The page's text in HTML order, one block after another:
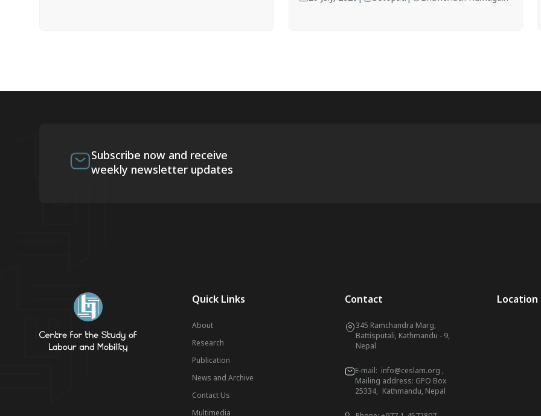
Subscribe now and receive
weekly newsletter updates
Quick Links
About
Research
Publication
News and Archive
Contact Us
Multimedia
Contact
345 Ramchandra Marg,
Battisputali, Kathmandu - 9,
Nepal
E-mail: info@ceslam.org ,
Mailing address: GPO Box
25334, Kathmandu, Nepal
Location